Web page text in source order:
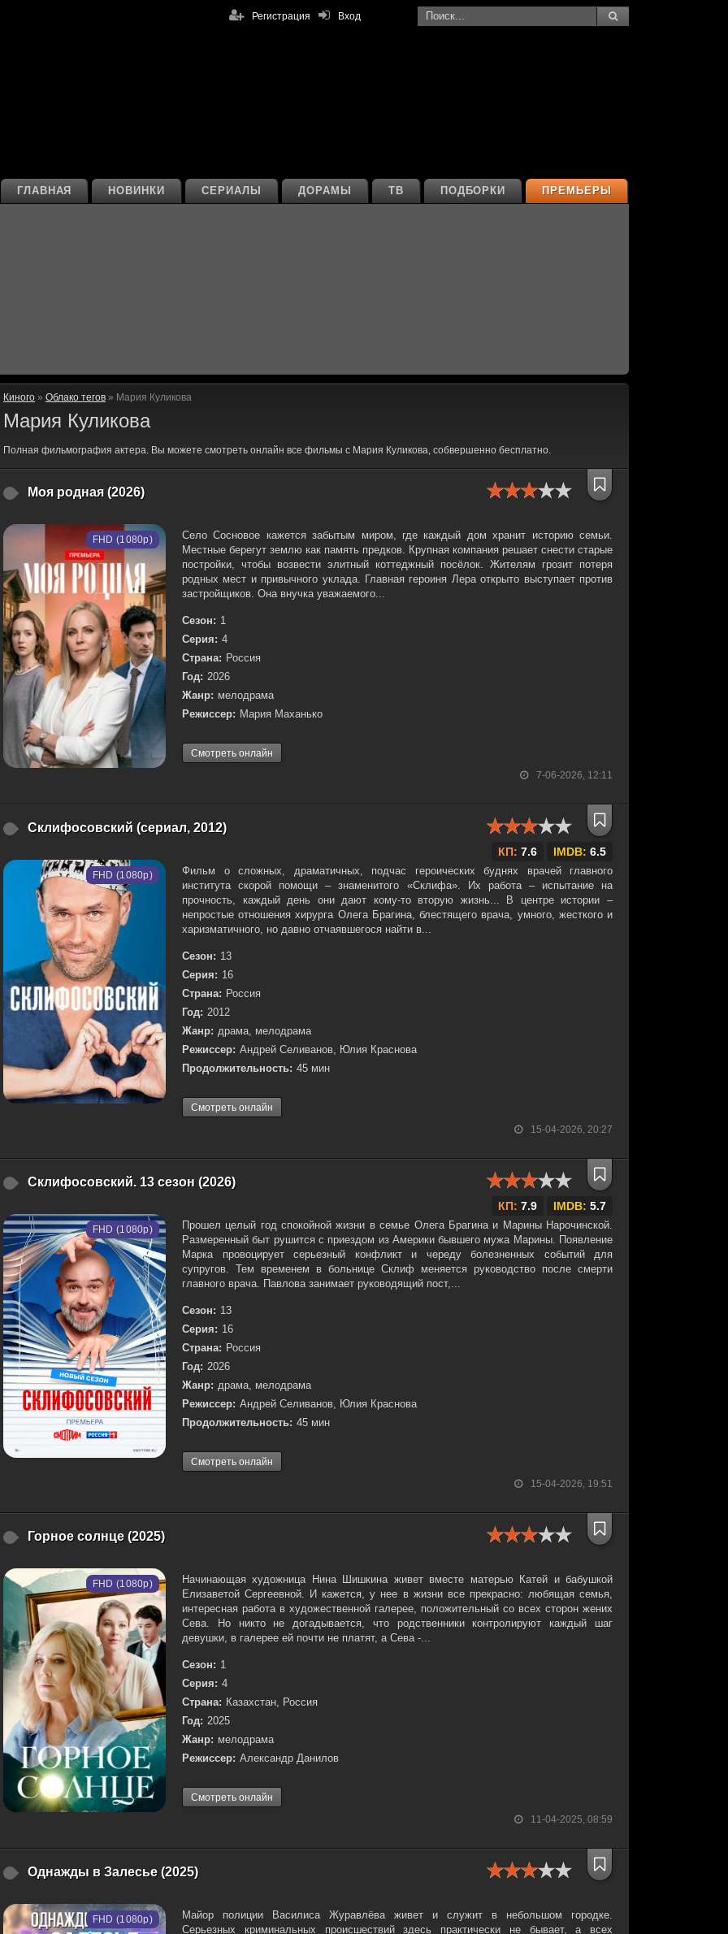
Вход
Регистрация
ПРЕМЬЕРЫ
ПОДБОРКИ
ТВ
ДОРАМЫ
СЕРИАЛЫ
НОВИНКИ
ГЛАВНАЯ
Киного » Облако тегов » Мария Куликова
Мария Куликова
Полная фильмография актера. Вы можете смотреть онлайн все фильмы с Мария Куликова, собвершенно бесплатно.
Моя родная (2026)
7-06-2026, 12:11
FHD (1080p)
Село Сосновое кажется забытым миром, где каждый дом хранит историю семьи.
Местные берегут землю как память предков. Крупная компания решает снести старые
постройки, чтобы возвести элитный коттеджный посёлок. Жителям грозит потеря
родных мест и привычного уклада. Главная героиня Лера открыто выступает против
застройщиков. Она внучка уважаемого...
Сезон: 1
Серия: 4
Страна: Россия
Год: 2026
Жанр: мелодрама
Режиссер: Мария Маханько
Смотреть онлайн
Склифосовский (сериал, 2012)
КП: 7.6 IMDB: 6.5
15-04-2026, 20:27
FHD (1080p)
Фильм о сложных, драматичных, подчас героических буднях врачей главного
института скорой помощи – знаменитого «Склифа». Их работа – испытание на
прочность, каждый день они дают кому-то вторую жизнь... В центре истории –
непростые отношения хирурга Олега Брагина, блестящего врача, умного, жесткого и
харизматичного, но давно отчаявшегося найти в...
Сезон: 13
Серия: 16
Страна: Россия
Год: 2012
Жанр: драма, мелодрама
Режиссер: Андрей Селиванов, Юлия Краснова
Продолжительность: 45 мин
Смотреть онлайн
Склифосовский. 13 сезон (2026)
КП: 7.9 IMDB: 5.7
15-04-2026, 19:51
FHD (1080p)
Прошел целый год спокойной жизни в семье Олега Брагина и Марины Нарочинской.
Размеренный быт рушится с приездом из Америки бывшего мужа Марины. Появление
Марка провоцирует серьезный конфликт и череду болезненных событий для
супругов. Тем временем в больнице Склиф меняется руководство после смерти
главного врача. Павлова занимает руководящий пост,...
Сезон: 13
Серия: 16
Страна: Россия
Год: 2026
Жанр: драма, мелодрама
Режиссер: Андрей Селиванов, Юлия Краснова
Продолжительность: 45 мин
Смотреть онлайн
Горное солнце (2025)
11-04-2025, 08:59
FHD (1080p)
Начинающая художница Нина Шишкина живет вместе матерью Катей и бабушкой
Елизаветой Сергеевной. И кажется, у нее в жизни все прекрасно: любящая семья,
интересная работа в художественной галерее, положительный со всех сторон жених
Сева. Но никто не догадывается, что родственники контролируют каждый шаг
девушки, в галерее ей почти не платят, а Сева -...
Сезон: 1
Серия: 4
Страна: Казахстан, Россия
Год: 2025
Жанр: мелодрама
Режиссер: Александр Данилов
Смотреть онлайн
Однажды в Залесье (2025)
FHD (1080p)
Майор полиции Василиса Журавлёва живет и служит в небольшом городке.
Серьезных криминальных происшествий здесь практически не бывает, а всех